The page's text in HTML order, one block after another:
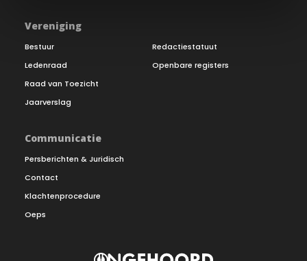
Vereniging
Bestuur
Ledenraad
Raad van Toezicht
Jaarverslag
Redactiestatuut
Openbare registers
Communicatie
Persberichten & Juridisch
Contact
Klachtenprocedure
Oeps